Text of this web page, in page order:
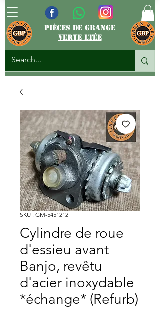
pièces de grange
verte ltée
SKU : GM-5451212
Cylindre de roue
d'essieu avant
Banjo, revêtu
d'acier inoxydable
*échange* (Refurb)